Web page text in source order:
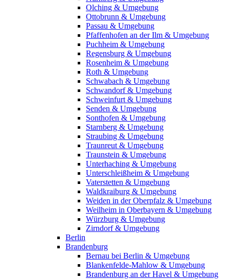
Olching & Umgebung
Ottobrunn & Umgebung
Passau & Umgebung
Pfaffenhofen an der Ilm & Umgebung
Puchheim & Umgebung
Regensburg & Umgebung
Rosenheim & Umgebung
Roth & Umgebung
Schwabach & Umgebung
Schwandorf & Umgebung
Schweinfurt & Umgebung
Senden & Umgebung
Sonthofen & Umgebung
Starnberg & Umgebung
Straubing & Umgebung
Traunreut & Umgebung
Traunstein & Umgebung
Unterhaching & Umgebung
Unterschleißheim & Umgebung
Vaterstetten & Umgebung
Waldkraiburg & Umgebung
Weiden in der Oberpfalz & Umgebung
Weilheim in Oberbayern & Umgebung
Würzburg & Umgebung
Zirndorf & Umgebung
Berlin
Brandenburg
Bernau bei Berlin & Umgebung
Blankenfelde-Mahlow & Umgebung
Brandenburg an der Havel & Umgebung